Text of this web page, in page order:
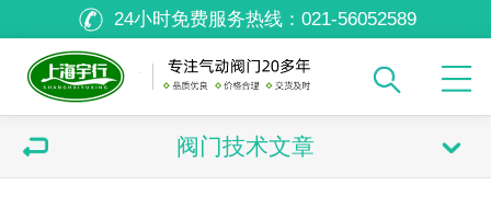
24小时免费服务热线： 021-56052589
阀门技术文章